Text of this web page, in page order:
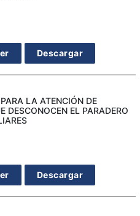
Descargar
LA ATENCIÓN DE
DESCONOCEN EL PARADERO
Descargar